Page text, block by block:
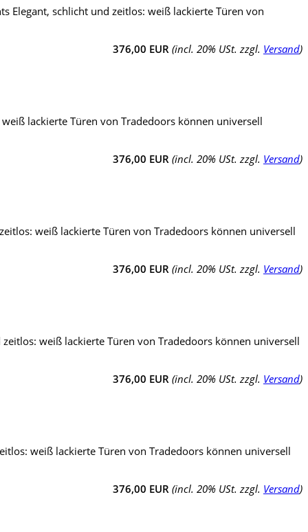
Elegant, schlicht und zeitlos: weiß lackierte Türen von
376,00 EUR (incl. 20% USt. zzgl. Versand)
lackierte Türen von Tradedoors können universell
376,00 EUR (incl. 20% USt. zzgl. Versand)
weiß lackierte Türen von Tradedoors können universell
376,00 EUR (incl. 20% USt. zzgl. Versand)
weiß lackierte Türen von Tradedoors können universell
376,00 EUR (incl. 20% USt. zzgl. Versand)
weiß lackierte Türen von Tradedoors können universell
376,00 EUR (incl. 20% USt. zzgl. Versand)